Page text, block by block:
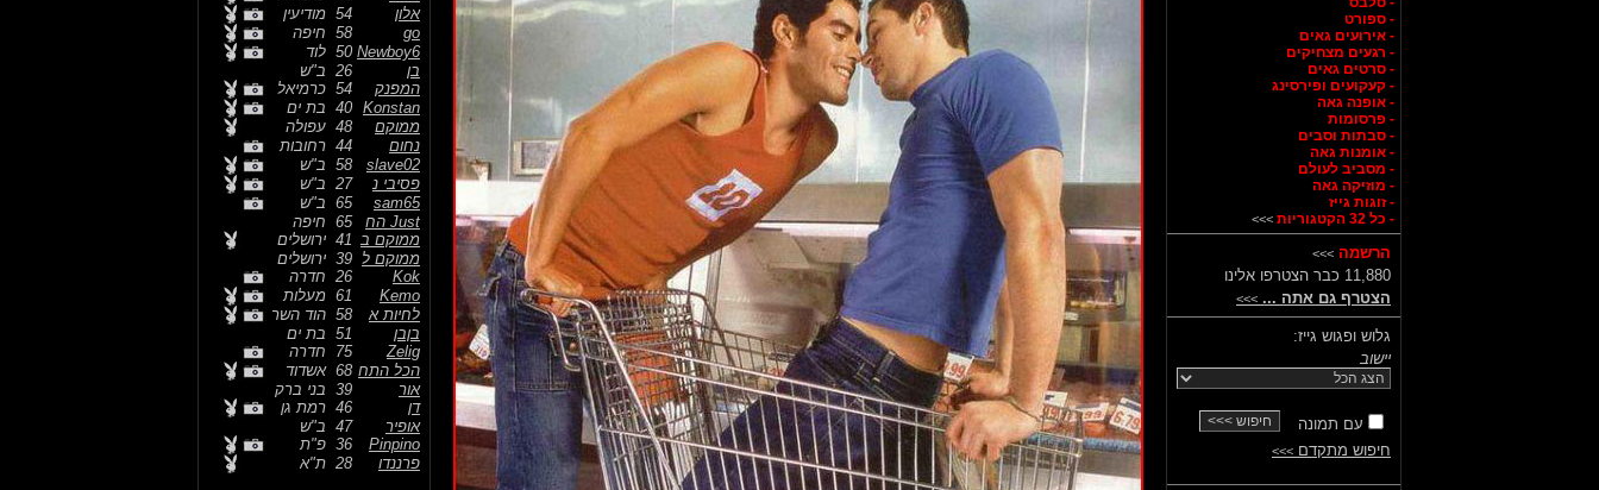
- ספורט
- אירועים גאים
- רגעים מצחיקים
- סרטים גאים
- קעקועים ופירסינג
- אופנה גאה
- פרסומות
- סבתות וסבים
- אומנות גאה
- מסביב לעולם
- מוזיקה גאה
- זוגות גייז
- כל 32 הקטגוריות
>>>
הרשמה >>>
11,880 כבר הצטרפו אלינו
הצטרף גם אתה ... >>>
גלוש ופגוש גייז:
יישוב
עם תמונה
חיפוש מתקדם >>>
אלון
מודיעין
go
חיפה
Newboy6
לוד
בן
ב"ש
המפנק
כרמיאל
Konstan
בת ים
ממוקם
עפולה
נחום
רחובות
slave02
ב"ש
פסיבי נ
27
ב"ש
sam65
65
ב"ש
Just הח
65
חיפה
ממוקם ב
ירושלים
ממוקם ל
ירושלים
Kok
חדרה
Kemo
מעלות
לחיות א
הוד השר
בןבן
בת ים
Zelig
75
חדרה
הכל התח
אשדוד
אור
בני ברק
דן
רמת גן
אופיר
47
ב"ש
Pinpino
פ"ת
פרננדו
ת"א